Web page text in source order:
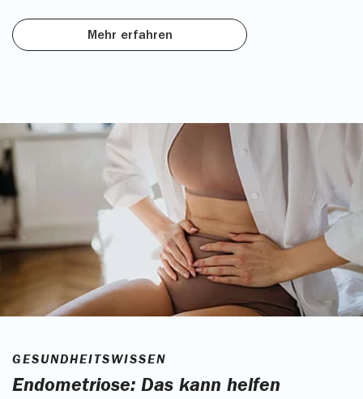
Mehr erfahren
GESUNDHEITSWISSEN
Endometriose: Das kann helfen